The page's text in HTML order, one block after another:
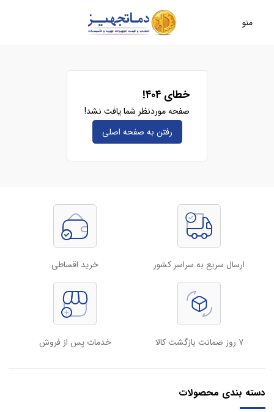
منو
خطای ۴۰۴!
صفحه موردنظر شما یافت نشد!
رفتن به صفحه‌ اصلی
ارسال سریع به سراسر کشور خرید اقساطی
۷ روز ضمانت بازگشت کالا خدمات پس از فروش
دسته بندی محصولات